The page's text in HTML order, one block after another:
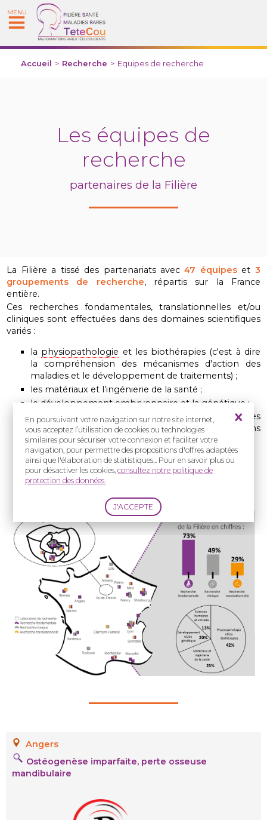
En poursuivant votre navigation sur notre site internet,
vous acceptez l’utilisation de cookies ou technologies
similaires pour sécuriser votre connexion et faciliter votre
navigation, pour permettre des propositions d'offres adaptées
ainsi que l'élaboration de statistiques... Pour en savoir plus ou
pour désactiver les cookies,consultez notre politique de
protection des données.
MENU
Accueil > Recherche > Equipes de recherche
Les équipes de
recherche
partenaires de la Filière
La Filière a tissé des partenariats avec47 équipes et 3
groupements de recherche, répartis sur la France
entière.
Ces recherches fondamentales, translationnelles et/ou
cliniques sont effectuées dans des domaines scientifiques
variés :
la physiopathologie et les biothérapies (c'est à dire
la compréhension des mécanismes d'action des
maladies et le développement de traitements) ;
les matériaux et l’ingénierie de la santé ;
le développement embryonnaire et la génétique ;
les sciences humaines et sociales
(disciplines
scientifiques étudiant les humains et la société dans
son ensemble).
En savoir plus sur les types et les
domaines de recherche
Angers
Ostéogenèse imparfaite, perte osseuse
mandibulaire